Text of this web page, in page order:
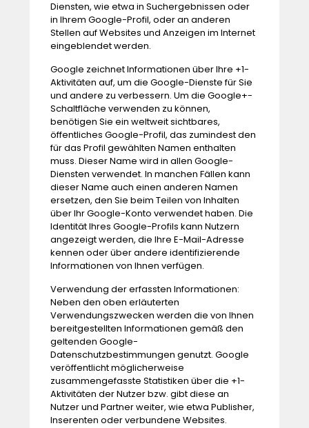
Diensten, wie etwa in Suchergebnissen oder
in Ihrem Google-Profil, oder an anderen
Stellen auf Websites und Anzeigen im Internet
eingeblendet werden.
Google zeichnet Informationen über Ihre +1-
Aktivitäten auf, um die Google-Dienste für Sie
und andere zu verbessern. Um die Google+-
Schaltfläche verwenden zu können,
benötigen Sie ein weltweit sichtbares,
öffentliches Google-Profil, das zumindest den
für das Profil gewählten Namen enthalten
muss. Dieser Name wird in allen Google-
Diensten verwendet. In manchen Fällen kann
dieser Name auch einen anderen Namen
ersetzen, den Sie beim Teilen von Inhalten
über Ihr Google-Konto verwendet haben. Die
Identität Ihres Google-Profils kann Nutzern
angezeigt werden, die Ihre E-Mail-Adresse
kennen oder über andere identifizierende
Informationen von Ihnen verfügen.
Verwendung der erfassten Informationen:
Neben den oben erläuterten
Verwendungszwecken werden die von Ihnen
bereitgestellten Informationen gemäß den
geltenden Google-
Datenschutzbestimmungen genutzt. Google
veröffentlicht möglicherweise
zusammengefasste Statistiken über die +1-
Aktivitäten der Nutzer bzw. gibt diese an
Nutzer und Partner weiter, wie etwa Publisher,
Inserenten oder verbundene Websites.